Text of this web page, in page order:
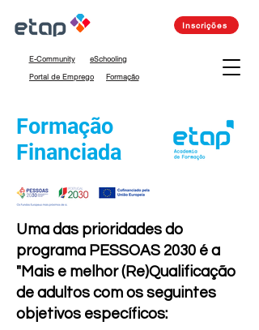
eSchooling
E-Community
Portal de Emprego
Formação
Inscrições
Formação
Financiada
Uma das prioridades do
programa PESSOAS 2030 é a
"Mais e melhor (Re)Qualificação
de adultos com os seguintes
objetivos específicos: